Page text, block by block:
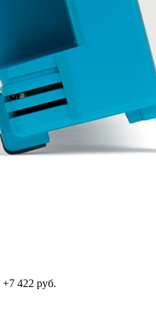
+7 422 руб.